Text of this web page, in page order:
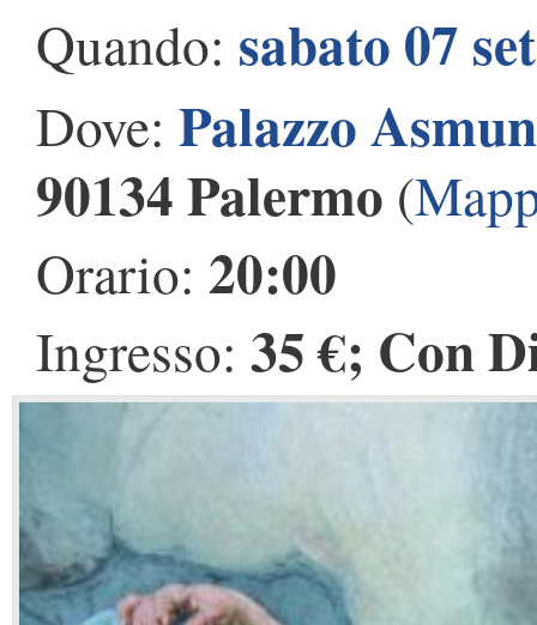
Quando: sabato 07
Dove: Palazzo
90134 Palermo (
Orario: 20:00
Ingresso: 35 €; Con